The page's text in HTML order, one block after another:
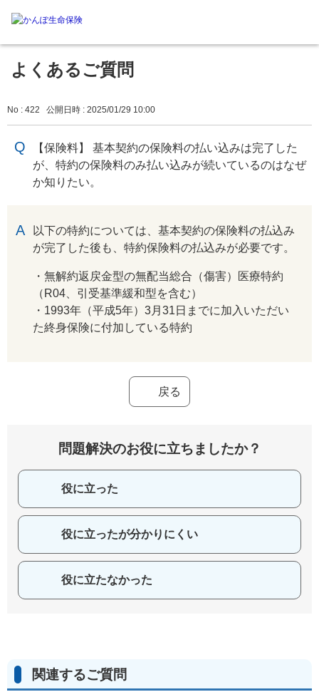
よくあるご質問
No : 422 公開日時 : 2025/01/29 10:00
【保険料】 基本契約の保険料の払い込みは完了した
が、特約の保険料のみ払い込みが続いているのはなぜ
か知りたい。
以下の特約については、基本契約の保険料の払込み
が完了した後も、特約保険料の払込みが必要です。
・無解約返戻金型の無配当総合（傷害）医療特約
（R04、引受基準緩和型を含む）
・1993年（平成5年）3月31日までに加入いただい
た終身保険に付加している特約
戻る
問題解決のお役に立ちましたか？
役に立った
役に立ったが分かりにくい
役に立たなかった
関連するご質問